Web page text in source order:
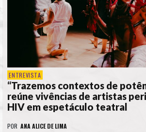
ENTREVISTA
“Trazemos contextos de
reúne vivências de artistas
HIV em espetáculo teatral
POR ANA ALICE DE LIMA